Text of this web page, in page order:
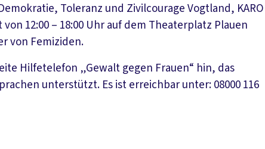
Toleranz und Zivilcourage Vogtland, KARO
12:00 – 18:00 Uhr auf dem Theaterplatz Plauen
von Femiziden.
Hilfetelefon „Gewalt gegen Frauen“ hin, das
unterstützt. Es ist erreichbar unter: 08000 116